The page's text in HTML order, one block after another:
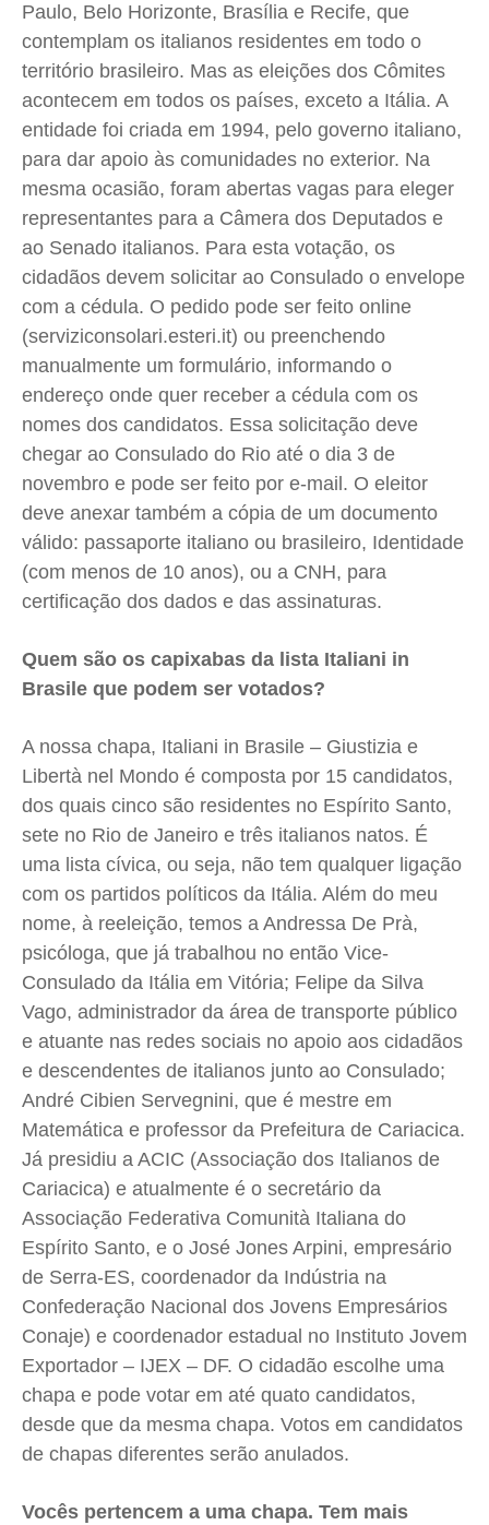
Privacidade
Privacidade
Privacidade
Privacidade
Paulo, Belo Horizonte, Brasília e Recife, que
contemplam os italianos residentes em todo o
território brasileiro. Mas as eleições dos Cômites
acontecem em todos os países, exceto a Itália. A
entidade foi criada em 1994, pelo governo italiano,
para dar apoio às comunidades no exterior. Na
mesma ocasião, foram abertas vagas para eleger
representantes para a Câmera dos Deputados e
ao Senado italianos. Para esta votação, os
cidadãos devem solicitar ao Consulado o envelope
com a cédula. O pedido pode ser feito online
(serviziconsolari.esteri.it) ou preenchendo
manualmente um formulário, informando o
endereço onde quer receber a cédula com os
nomes dos candidatos. Essa solicitação deve
chegar ao Consulado do Rio até o dia 3 de
novembro e pode ser feito por e-mail. O eleitor
deve anexar também a cópia de um documento
válido: passaporte italiano ou brasileiro, Identidade
(com menos de 10 anos), ou a CNH, para
certificação dos dados e das assinaturas.
Quem são os capixabas da lista Italiani in
Brasile que podem ser votados?
A nossa chapa, Italiani in Brasile – Giustizia e
Libertà nel Mondo é composta por 15 candidatos,
dos quais cinco são residentes no Espírito Santo,
sete no Rio de Janeiro e três italianos natos. É
uma lista cívica, ou seja, não tem qualquer ligação
com os partidos políticos da Itália. Além do meu
nome, à reeleição, temos a Andressa De Prà,
psicóloga, que já trabalhou no então Vice-
Consulado da Itália em Vitória; Felipe da Silva
Vago, administrador da área de transporte público
e atuante nas redes sociais no apoio aos cidadãos
e descendentes de italianos junto ao Consulado;
André Cibien Servegnini, que é mestre em
Matemática e professor da Prefeitura de Cariacica.
Já presidiu a ACIC (Associação dos Italianos de
Cariacica) e atualmente é o secretário da
Associação Federativa Comunità Italiana do
Espírito Santo, e o José Jones Arpini, empresário
de Serra-ES, coordenador da Indústria na
Confederação Nacional dos Jovens Empresários
Conaje) e coordenador estadual no Instituto Jovem
Exportador – IJEX – DF. O cidadão escolhe uma
chapa e pode votar em até quato candidatos,
desde que da mesma chapa. Votos em candidatos
de chapas diferentes serão anulados.
Vocês pertencem a uma chapa. Tem mais